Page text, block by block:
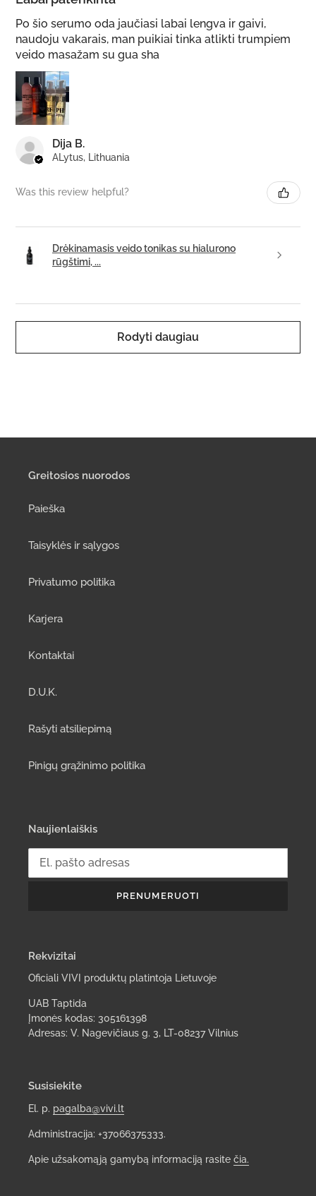
Po šio serumo oda jaučiasi labai lengva ir gaivi,
naudoju vakarais, man puikiai tinka atlikti trumpiem
veido masažam su gua sha
Dija B.
ALytus, Lithuania
Was this review helpful?
Drėkinamasis veido tonikas su hialurono
rūgštimi, ...
Rodyti daugiau
Greitosios nuorodos
Paieška
Taisyklės ir sąlygos
Privatumo politika
Karjera
Kontaktai
D.U.K.
Rašyti atsiliepimą
Pinigų grąžinimo politika
Naujienlaiškis
PRENUMERUOTI
Rekvizitai
Oficiali VIVI produktų platintoja Lietuvoje
UAB Taptida
Įmonės kodas: 305161398
Adresas: V. Nagevičiaus g. 3, LT-08237 Vilnius
Susisiekite
El. p. pagalba@vivi.lt
Administracija: +37066375333.
Apie užsakomąją gamybą informaciją rasite čia.